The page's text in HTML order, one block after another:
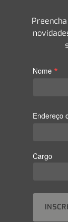
Nome *
Endereço
Cargo